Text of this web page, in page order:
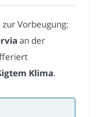
Vorbeugung:
an der
Klima.